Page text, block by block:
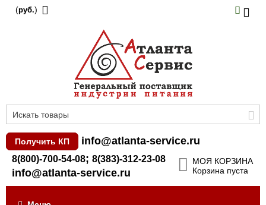
(руб.)
Получить КП info@atlanta-service.ru
8(800)-700-54-08; 8(383)-312-23-08
info@atlanta-service.ru
МОЯ КОРЗИНА
Корзина пуста